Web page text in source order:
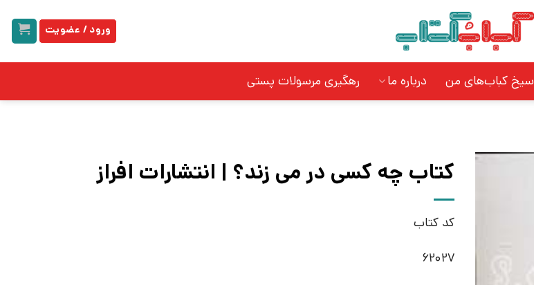
ورود / عضویت
سیخ کباب‌های من درباره ما رهگیری مرسولات پستی
کتاب چه کسی در می زند؟ | انتشارات افراز
کد کتاب
62027